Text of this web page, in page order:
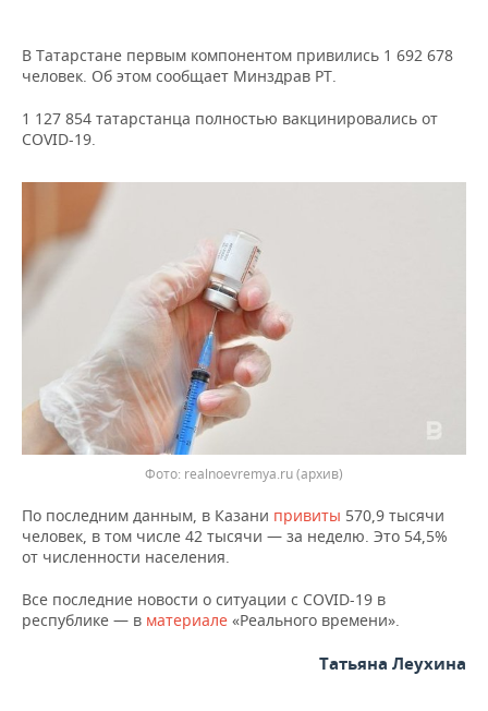
ЭНЕРГЕТИКА
ТЕЛЕКОММУНИКАЦИИ
БИЗНЕС-БРАНЧИ
ONLINE-КОНФЕРЕНЦИИ
ОТКРЫТАЯ ЛЕКЦИЯ
ФУТБОЛ
ХОККЕЙ
БАСКЕТБОЛ
ВОЛЕЙБОЛ
КИБЕРСПОРТ
ФИГУРНОЕ КАТАНИЕ
ВОДНЫЕ ВИДЫ СПОРТА
ХОККЕЙ С МЯЧОМ
НОВОСТИ ОБЩЕСТВА
ВЛАСТЬ
ИНФРАСТРУКТУРА
ИСТОРИЯ
КУЛЬТУРА
ОБРАЗОВАНИЕ
ПРОИСШЕСТВИЯ
ФОТОГАЛЕРЕЯ
СЮЖЕТЫ
СПРАВОЧНИК
СПИСОК ПЕРСОН
СПИСОК КОМПАНИЙ
ПОЛНАЯ ВЕРСИЯ
В Татарстане первым компонентом привились 1 692 678
человек. Об этом сообщает Минздрав РТ.
1 127 854 татарстанца полностью вакцинировались от
COVID-19.
Фото: realnoevremya.ru (архив)
По последним данным, в Казани привиты 570,9 тысячи
человек, в том числе 42 тысячи — за неделю. Это 54,5%
от численности населения.
Все последние новости о ситуации с COVID-19 в
республике — в материале «Реального времени».
Татьяна Леухина